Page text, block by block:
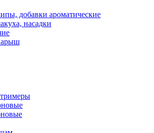
добавки ароматические
насадки